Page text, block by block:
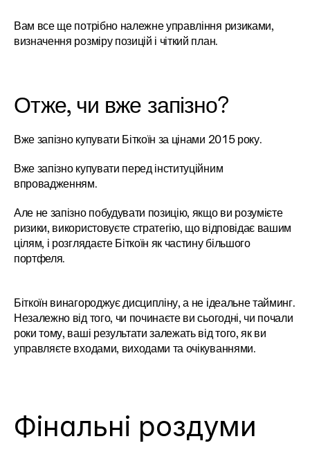
Вам все ще потрібно належне управління ризиками,
визначення розміру позицій і чіткий план.
Отже, чи вже запізно?
Вже запізно купувати Біткоїн за цінами 2015 року.
Вже запізно купувати перед інституційним
впровадженням.
Але не запізно побудувати позицію, якщо ви розумієте
ризики, використовуєте стратегію, що відповідає вашим
цілям, і розглядаєте Біткоїн як частину більшого
портфеля.
Біткоїн винагороджує дисципліну, а не ідеальне тайминг.
Незалежно від того, чи починаєте ви сьогодні, чи почали
роки тому, ваші результати залежать від того, як ви
управляєте входами, виходами та очікуваннями.
Фінальні роздуми